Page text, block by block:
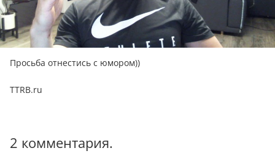
Просьба отнестись с юмором))
TTRB.ru
2 комментария.